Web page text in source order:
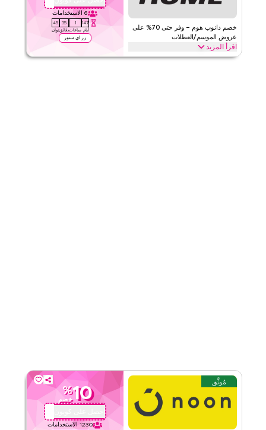
ويب/تطبيق
الفئات
على مستوى الموقع خصم دانوب هوم – وفر حتى 70% على
عروض الموسم/العطلات
اقرأ المزيد
6 الاستخدامات
147
أيام
1
ساعات
35
دقائق
44
ثوان
زر اي ستور
وفر حتى 70% مع هذا كود كوبون دانوب هوم خلال المواسم الاحتفالية، بما
مُوثَّق
10
%
خصم
احصل على كوبون
1230 الاستخدامات